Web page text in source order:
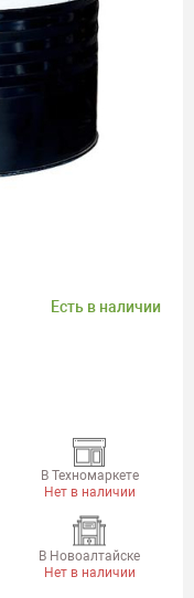
Есть в наличии
В Техномаркете
Нет в наличии
В Новоалтайске
Нет в наличии